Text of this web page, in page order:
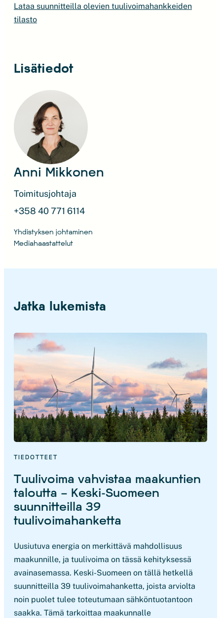
Lataa suunnitteilla olevien tuulivoimahankkeiden
tilasto
Lisätiedot
Anni Mikkonen
Toimitusjohtaja
+358 40 771 6114
Yhdistyksen johtaminen
Mediahaastattelut
Jatka lukemista
TIEDOTTEET
Tuulivoima vahvistaa maakuntien
taloutta – Keski-Suomeen
suunnitteilla 39
tuulivoimahanketta
Uusiutuva energia on merkittävä mahdollisuus
maakunnille, ja tuulivoima on tässä kehityksessä
avainasemassa. Keski-Suomeen on tällä hetkellä
suunnitteilla 39 tuulivoimahanketta, joista arviolta
noin puolet tulee toteutumaan sähköntuotantoon
saakka. Tämä tarkoittaa maakunnalle